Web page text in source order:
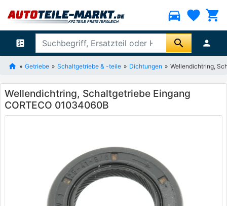
directions_car favorite shopping_cart
ballot search person
Getriebe Schaltgetriebe & -teile Dichtungen Wellendichtring,
Wellendichtring, Schaltgetriebe Eingang
CORTECO 01034060B